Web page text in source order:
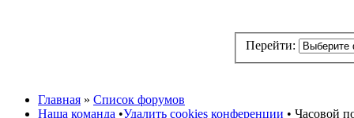
Перейти:
Главная » Список форумов
Наша команда •Удалить cookies конференции • Часовой